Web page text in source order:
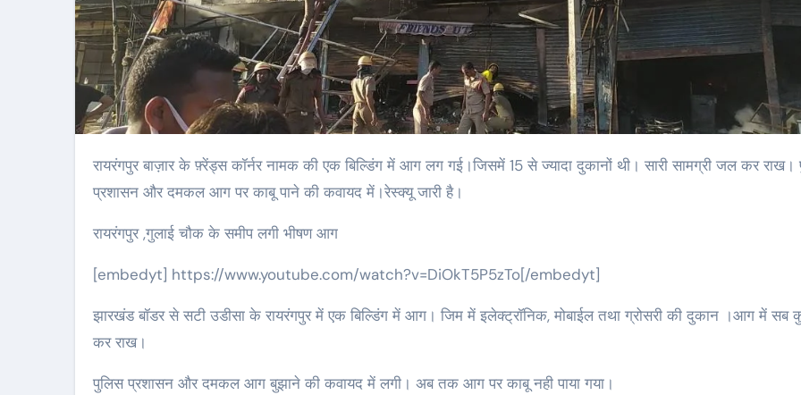
रायरंगपुर बाज़ार के फ़्रेंड्स कॉर्नर नामक की एक बिल्डिंग में आग लग गई।जिसमें 15 से ज्यादा दुकानों थी। सारी सामग्री जल कर राख। पुलिस
प्रशासन और दमकल आग पर काबू पाने की कवायद में।रेस्क्यू जारी है।
रायरंगपुर ,गुलाई चौक के समीप लगी भीषण आग
[embedyt] https://www.youtube.com/watch?v=DiOkT5P5zTo[/embedyt]
झारखंड बॉडर से सटी उडीसा के रायरंगपुर में एक बिल्डिंग में आग। जिम में इलेक्ट्रॉनिक, मोबाईल तथा ग्रोसरी की दुकान ।आग में
कर राख।
पुलिस प्रशासन और दमकल आग बुझाने की कवायद में लगी। अब तक आग पर काबू नही पाया गया।